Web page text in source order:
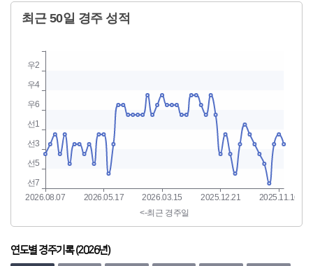
연도별 경주기록 (2026년)